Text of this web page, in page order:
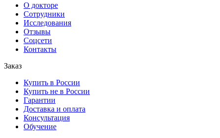
О докторе
Сотрудники
Исследования
Отзывы
Соцсети
Контакты
Заказ
Купить в России
Купить не в России
Гарантии
Доставка и оплата
Консультация
Обучение